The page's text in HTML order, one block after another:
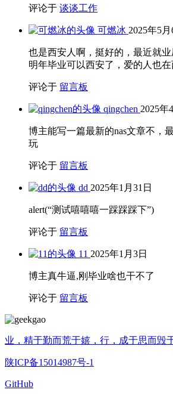
评论于 谈谈工作
可燃冰 2025年5月
也是西安人啊，挺好的，最近就
明年毕业可以西安了，爱的人也在
评论于 留言板
qingchen 2025年
博主能写一篇最新的nas文章不，
玩
评论于 留言板
dd 2025年1月31日
alert(“测试嘻嘻嘻一踩踩踩下”)
评论于 留言板
11 2025年1月3日
博主真牛逼,刚毕业啥也干不了
评论于 留言板
业，精于勤而荒于嬉，行，成于思而毁
陕ICP备15014987号-1
GitHub